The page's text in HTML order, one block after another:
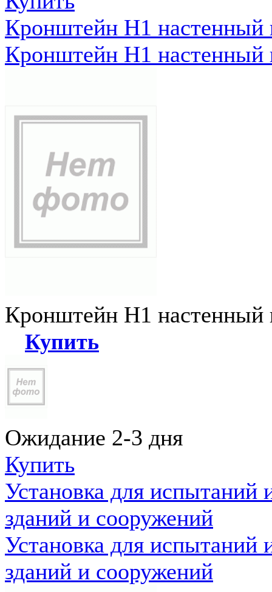
Кронштейн Н1
Кронштейн Н1
Кронштейн Н1
Купить
Ожидание 2-3 дня
Купить
Установка для испытаний
зданий и сооружений
Установка для испытаний
зданий и сооружений